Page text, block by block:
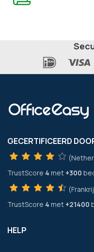
GECERTIFICEERD
TrustScore 4 met +300
TrustScore 4 met +21400
HELP